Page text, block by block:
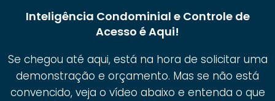
Inteligência Condominial e Controle de
Acesso é Aqui!
Se chegou até aqui, está na hora de solicitar uma
demonstração e orçamento. Mas se não está
convencido, veja o vídeo abaixo e entenda o que